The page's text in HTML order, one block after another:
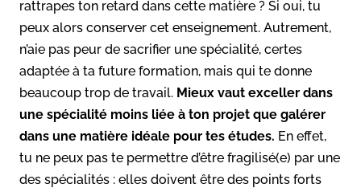
rattrapes ton retard dans cette matière ? Si oui, tu
peux alors conserver cet enseignement. Autrement,
n’aie pas peur de sacrifier une spécialité, certes
adaptée à ta future formation, mais qui te donne
beaucoup trop de travail. Mieux vaut exceller dans
une spécialité moins liée à ton projet que galérer
dans une matière idéale pour tes études. En effet,
tu ne peux pas te permettre d’être fragilisé(e) par une
des spécialités : elles doivent être des points forts